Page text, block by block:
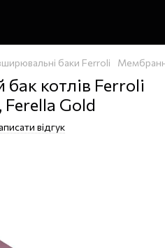
баки Ferroli
котлів Ferroli
Gold
відгук